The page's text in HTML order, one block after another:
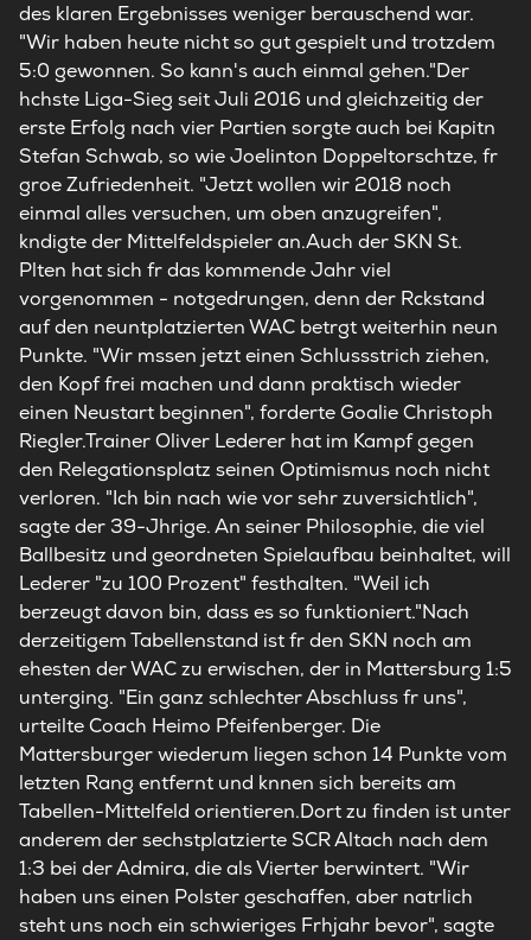
des klaren Ergebnisses weniger berauschend war.
"Wir haben heute nicht so gut gespielt und trotzdem
5:0 gewonnen. So kann's auch einmal gehen."Der
hchste Liga-Sieg seit Juli 2016 und gleichzeitig der
erste Erfolg nach vier Partien sorgte auch bei Kapitn
Stefan Schwab, so wie Joelinton Doppeltorschtze, fr
groe Zufriedenheit. "Jetzt wollen wir 2018 noch
einmal alles versuchen, um oben anzugreifen",
kndigte der Mittelfeldspieler an.Auch der SKN St.
Plten hat sich fr das kommende Jahr viel
vorgenommen - notgedrungen, denn der Rckstand
auf den neuntplatzierten WAC betrgt weiterhin neun
Punkte. "Wir mssen jetzt einen Schlussstrich ziehen,
den Kopf frei machen und dann praktisch wieder
einen Neustart beginnen", forderte Goalie Christoph
Riegler.Trainer Oliver Lederer hat im Kampf gegen
den Relegationsplatz seinen Optimismus noch nicht
verloren. "Ich bin nach wie vor sehr zuversichtlich",
sagte der 39-Jhrige. An seiner Philosophie, die viel
Ballbesitz und geordneten Spielaufbau beinhaltet, will
Lederer "zu 100 Prozent" festhalten. "Weil ich
berzeugt davon bin, dass es so funktioniert."Nach
derzeitigem Tabellenstand ist fr den SKN noch am
ehesten der WAC zu erwischen, der in Mattersburg 1:5
unterging. "Ein ganz schlechter Abschluss fr uns",
urteilte Coach Heimo Pfeifenberger. Die
Mattersburger wiederum liegen schon 14 Punkte vom
letzten Rang entfernt und knnen sich bereits am
Tabellen-Mittelfeld orientieren.Dort zu finden ist unter
anderem der sechstplatzierte SCR Altach nach dem
1:3 bei der Admira, die als Vierter berwintert. "Wir
haben uns einen Polster geschaffen, aber natrlich
steht uns noch ein schwieriges Frhjahr bevor", sagte